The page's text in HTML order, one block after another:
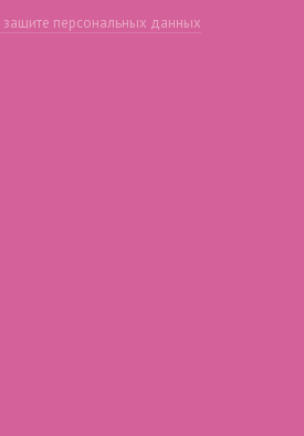
персональных данных